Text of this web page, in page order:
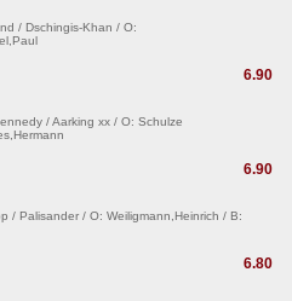
/ Dschingis-Khan / O:
6.90
/ Aarking xx / O: Schulze
6.90
/ Palisander / O: Weiligmann,Heinrich / B:
6.80